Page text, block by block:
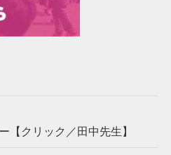
【クリック／田中先生】